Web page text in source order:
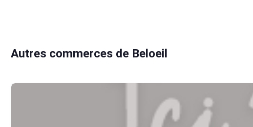
Autres commerces de Beloeil